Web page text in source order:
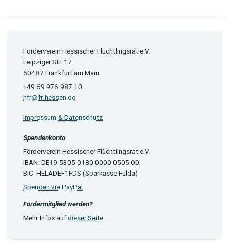
Förderverein Hessischer Flüchtlingsrat e.V.
Leipziger Str. 17
60487 Frankfurt am Main
+49 69 976 987 10
hfr@fr-hessen.de
Impressum & Datenschutz
Spendenkonto
Förderverein Hessischer Flüchtlingsrat e.V.
IBAN: DE19 5305 0180 0000 0505 00
BIC: HELADEF1FDS (Sparkasse Fulda)
Spenden via PayPal
Fördermitglied werden?
Mehr Infos aufdieser Seite